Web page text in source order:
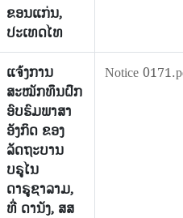
ຂອນແກ່ນ,
ປະເທດໄທ
ແຈ້ງການ
ສະໝັກທຶນຝຶກ
ອົບຮົມພາສາ
ອັງກິດ ຂອງ
ລັດຖະບານ
ບຣູໄນ
ດາຣູຊາລາມ,
ທີ່ ດານັງ, ສສ
Notice